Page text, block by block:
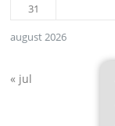
august 2026
31
« jul